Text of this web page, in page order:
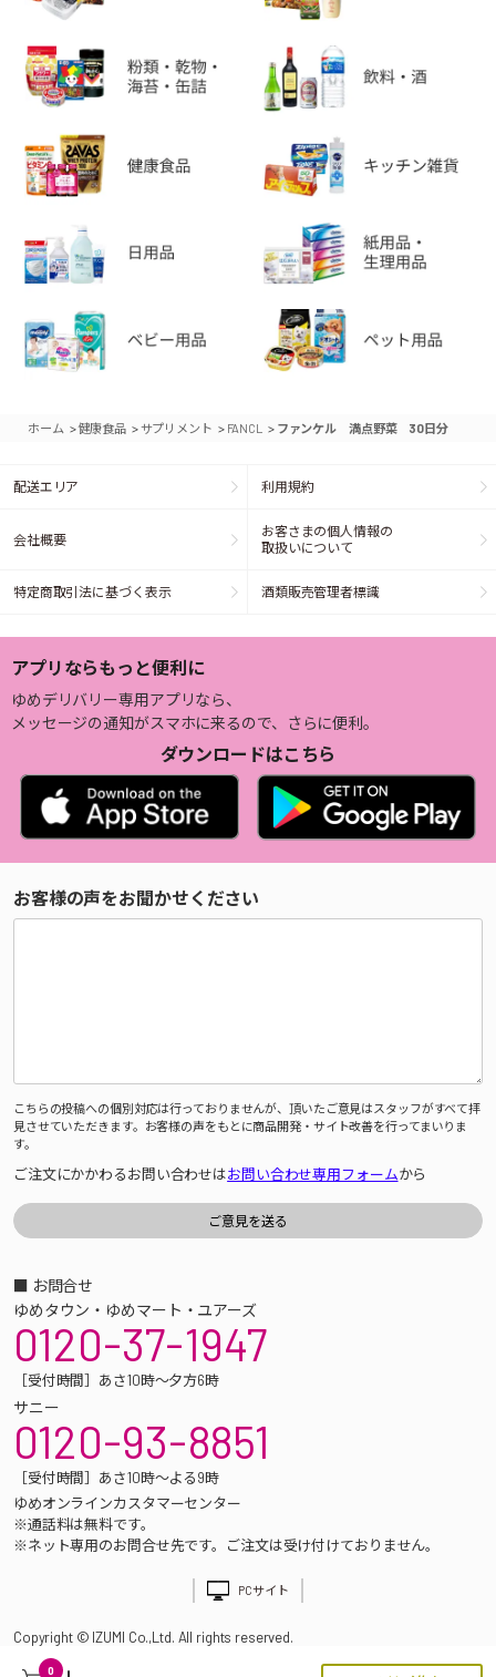
0
ホーム >健康食品 >サプリメント > FANCL > ファンケル 満点野菜 30日分
配送エリア 利用規約
会社概要
お客さまの個人情報の
取扱いについて
特定商取引法に基づく表示 酒類販売管理者標識
アプリならもっと便利に
ゆめデリバリー専用アプリなら、
メッセージの通知がスマホに来るので、さらに便利。
ダウンロードはこちら
お客様の声をお聞かせください
こちらの投稿への個別対応は行っておりませんが、頂いたご意見はスタッフがすべて拝
見させていただきます。お客様の声をもとに商品開発・サイト改善を行ってまいりま
す。
ご注文にかかわるお問い合わせはお問い合わせ専用フォームから
■ お問合せ
ゆめタウン・ゆめマート・ユアーズ
0120-37-1947
［受付時間］あさ10時～夕方6時
サニー
0120-93-8851
［受付時間］あさ10時～よる9時
ゆめオンラインカスタマーセンター
※通話料は無料です。
※ネット専用のお問合せ先です。ご注文は受け付けておりません。
PCサイト
Copyright © IZUMI Co.,Ltd. All rights reserved.